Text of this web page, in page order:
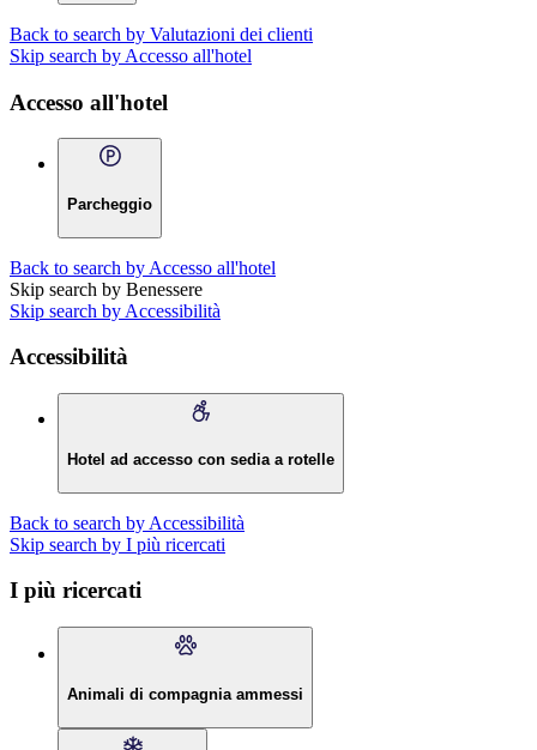
Back to search by Valutazioni dei clienti
Skip search by Accesso all'hotel
Accesso all'hotel
Parcheggio
Back to search by Accesso all'hotel
Skip search by Benessere
Skip search by Accessibilità
Accessibilità
Hotel ad accesso con sedia a rotelle
Back to search by Accessibilità
Skip search by I più ricercati
I più ricercati
Animali di compagnia ammessi